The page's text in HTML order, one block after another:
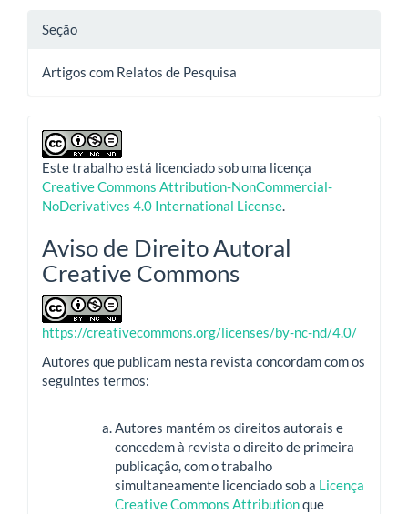
Seção
Artigos com Relatos de Pesquisa
Este trabalho está licenciado sob uma licença
Creative Commons Attribution-NonCommercial-
NoDerivatives 4.0 International License.
Aviso de Direito Autoral
Creative Commons
https://creativecommons.org/licenses/by-nc-nd/4.0/
Autores que publicam nesta revista concordam com os
seguintes termos:
Autores mantém os direitos autorais e
concedem à revista o direito de primeira
publicação, com o trabalho
simultaneamente licenciado sob a Licença
Creative Commons Attributionque